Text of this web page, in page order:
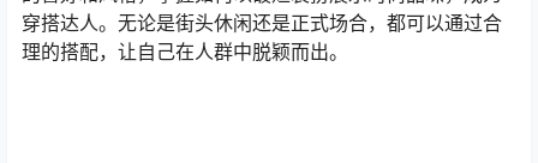
穿搭达人。无论是街头休闲还是正式场合，都可以通过合
理的搭配，让自己在人群中脱颖而出。